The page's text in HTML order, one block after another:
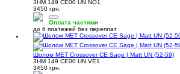
3HM 149 CE00 UN NO1
3450 грн.
Оплата частями
до 6 платежей без переплат
Шолом MET Crossover CE Sage | Matt UN (52-59)
3HM 149 CE00 UN VE1
3450 грн.